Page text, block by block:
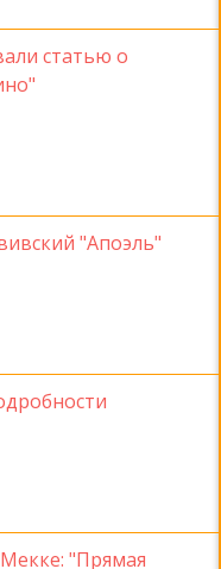
статью о
"Апоэль"
"Прямая